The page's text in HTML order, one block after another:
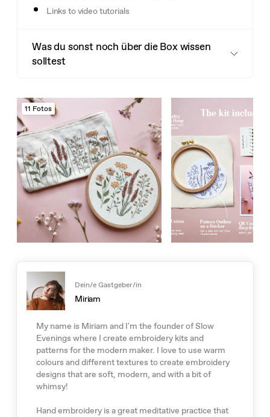
Links to video tutorials
Was du sonst noch über die Box wissen
solltest
11 Fotos
Dein/e Gastgeber/in
Miriam
My name is Miriam and I'm the founder of Slow
Evenings where I create embroidery kits and
patterns for the modern maker. I love to use warm
colours and different textures to create embroidery
designs that are soft, modern, and with a bit of
whimsy!
Hand embroidery is a great meditative practice that